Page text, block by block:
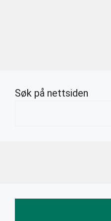
Søk på nettsiden